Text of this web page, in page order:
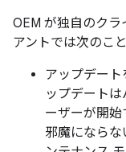
OEM が独自のク
アントでは次のこ
アップデー
ップデート
ーザーが開
邪魔になら